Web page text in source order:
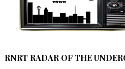
RNRT RADAR OF THE